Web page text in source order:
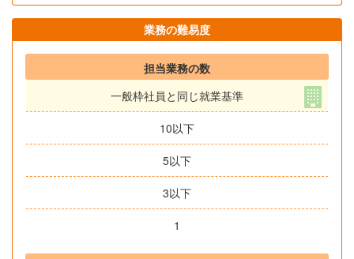
業務の難易度
担当業務の数
一般枠社員と同じ就業基準
10以下
5以下
3以下
1